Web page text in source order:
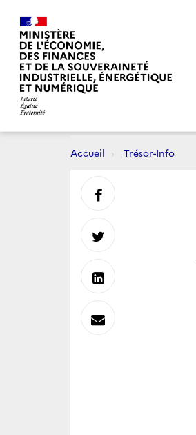
Accueil Trésor-Info
Partager
sur
Partager
sur
Partager
sur
Envoyer